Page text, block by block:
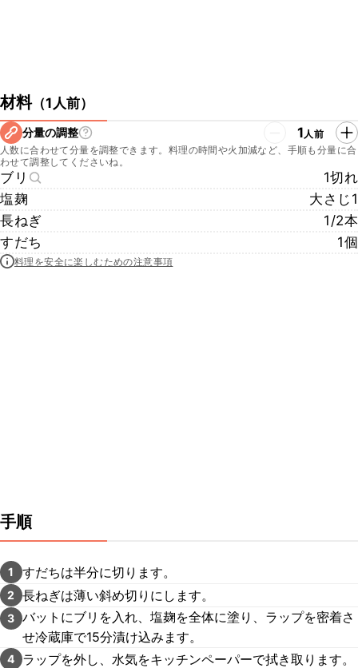
材料（1人前）
分量の調整 1人前
人数に合わせて分量を調整できます。料理の時間や火加減など、手順も分量に合
わせて調整してくださいね。
ブリ
1切れ
塩麹
大さじ1
長ねぎ
1/2本
すだち
1個
料理を安全に楽しむための注意事項
手順
1 すだちは半分に切ります。
2 長ねぎは薄い斜め切りにします。
3 バットにブリを入れ、塩麹を全体に塗り、ラップを密着さ
せ冷蔵庫で15分漬け込みます。
4 ラップを外し、水気をキッチンペーパーで拭き取ります。